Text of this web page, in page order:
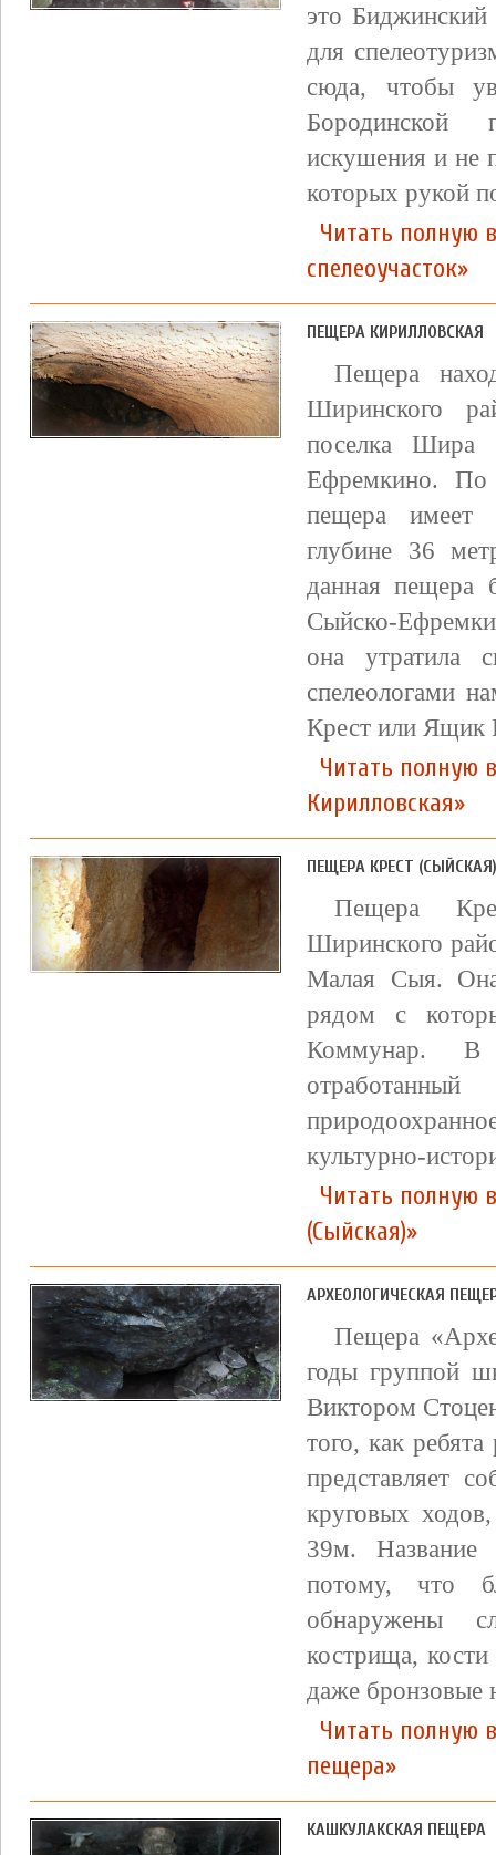
это Биджинский
для
сюда, чтобы
Бородинской
искушения и не
которых рукой
Читать полную
спелеоучасток»
ПЕЩЕРА КИРИЛЛОВСКАЯ
Пещера
Ширинского
поселка
Ефремкино. По
пещера имеет
глубине 36
данная пещера
Сыйско-
она утратила
спелеологами
Крест или Ящик
Читать полную
Кирилловская»
ПЕЩЕРА КРЕСТ (СЫЙСКАЯ)
Пещера
Ширинского
Малая Сыя. Она
рядом с
Коммунар. В
культурно-
Читать полную
(Сыйская)»
АРХЕОЛОГИЧЕСКАЯ
Пещера
годы группой
Виктором
того, как
представляет
круговых
39м. Название
потому, что
обнаружены
кострища,
даже бронзовые
Читать полную
пещера»
КАШКУЛАКСКАЯ ПЕЩЕРА